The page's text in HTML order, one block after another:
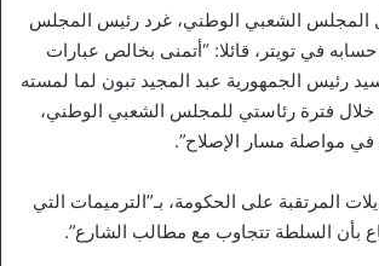
المجلس الشعبي الوطني، غرد رئيس المجلس
في تويتر، قائلا: “أتمنى بخالص عبارات
رئيس الجمهورية عبد المجيد تبون لما لمسته
فترة رئاستي للمجلس الشعبي الوطني،
في مواصلة مسار الإصلاح”.
المرتقبة على الحكومة، بـ”الترميمات التي
بأن السلطة تتجاوب مع مطالب الشارع”.